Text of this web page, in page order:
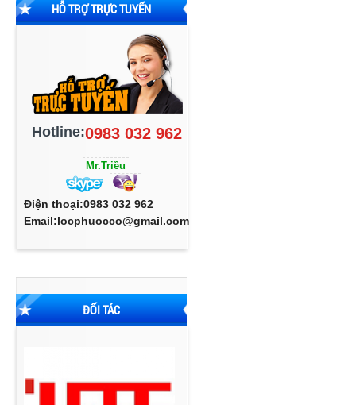
HỖ TRỢ TRỰC TUYẾN
Hotline:0983 032 962
Mr.Triều
Điện thoại:0983 032 962
Email:locphuocco@gmail.com
ĐỐI TÁC